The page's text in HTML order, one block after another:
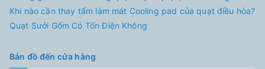
Khi nào cần thay tấm làm mát Cooling pad của quạt điều hòa?
Quạt Sưởi Gốm Có Tốn Điện Không
Bản đồ đến cửa hàng